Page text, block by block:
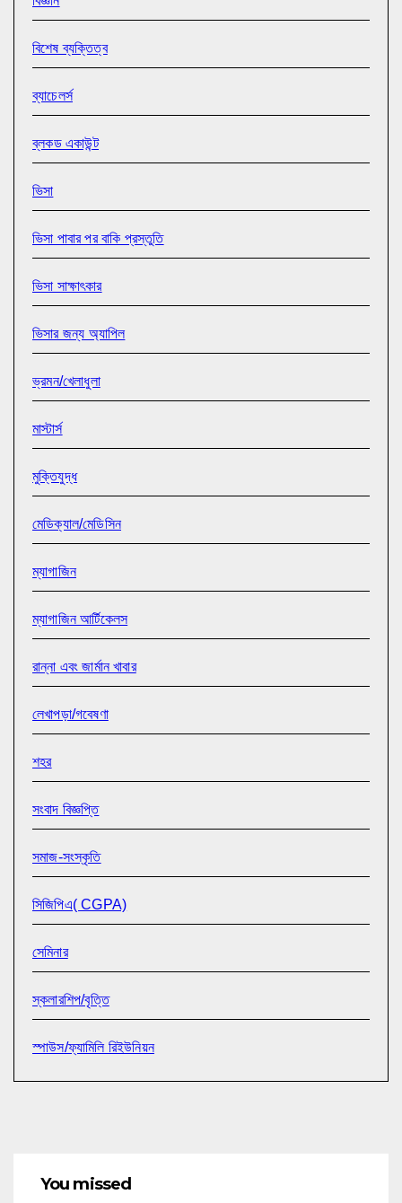
বিশেষ ব্যক্তিত্ব
ব্যাচেলর্স
ব্লকড একাউন্ট
ভিসা
ভিসা পাবার পর বাকি প্রস্তুতি
ভিসা সাক্ষাৎকার
ভিসার জন্য অ্যাপিল
ভ্রমন/খেলাধুলা
মাস্টার্স
মুক্তিযুদ্ধ
মেডিক্যাল/মেডিসিন
ম্যাগাজিন
ম্যাগাজিন আর্টিকেলস
রান্না এবং জার্মান খাবার
লেখাপড়া/গবেষণা
শহর
সংবাদ বিজ্ঞপ্তি
সমাজ-সংস্কৃতি
সিজিপিএ( CGPA)
সেমিনার
স্কলারশিপ/বৃত্তি
স্পাউস/ফ্যামিলি রিইউনিয়ন
You missed